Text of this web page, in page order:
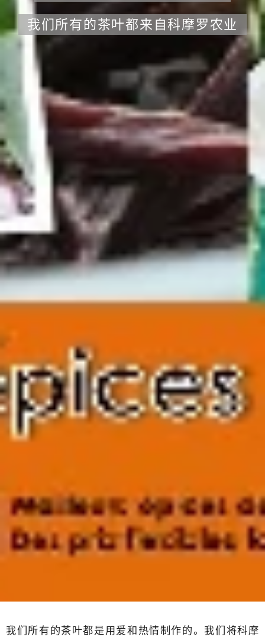
我们所有的茶叶都来自科摩罗农业
我们所有的茶叶都是用爱和热情制作的。我们将科摩